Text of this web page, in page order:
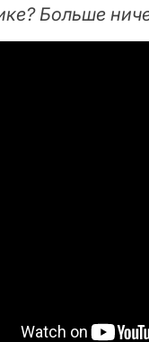
Больше